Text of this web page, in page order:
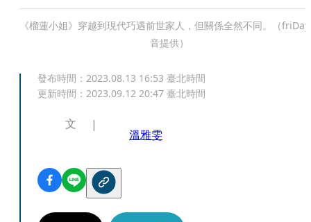
《榴蓮小姐》穿越到現代巧遇前世家人，但關係全然不同。（
音提供）
發布時間： 2023.08.13 16:53 臺北時間
更新時間： 2023.09.12 20:47 臺北時間
文
溫雅雯